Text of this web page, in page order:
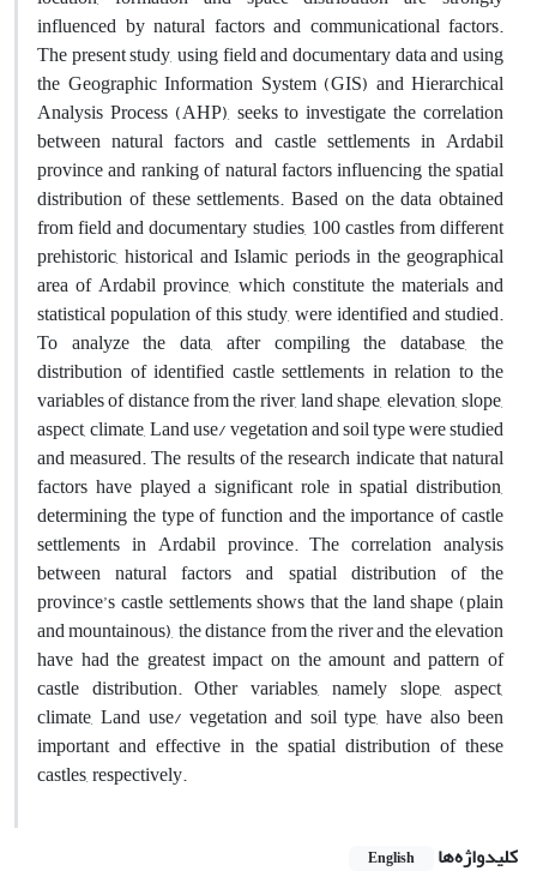
influenced by natural factors and communicational factors.
The present study, using field and documentary data and using
the Geographic Information System (GIS) and Hierarchical
Analysis Process (AHP), seeks to investigate the correlation
between natural factors and castle settlements in Ardabil
province and ranking of natural factors influencing the spatial
distribution of these settlements. Based on the data obtained
from field and documentary studies, 100 castles from different
prehistoric, historical and Islamic periods in the geographical
area of Ardabil province, which constitute the materials and
statistical population of this study, were identified and studied.
To analyze the data, after compiling the database, the
distribution of identified castle settlements in relation to the
variables of distance from the river, land shape, elevation, slope,
aspect, climate, Land use/ vegetation and soil type were studied
and measured. The results of the research indicate that natural
factors have played a significant role in spatial distribution,
determining the type of function and the importance of castle
settlements in Ardabil province. The correlation analysis
between natural factors and spatial distribution of the
province’s castle settlements shows that the land shape (plain
and mountainous), the distance from the river and the elevation
have had the greatest impact on the amount and pattern of
castle distribution. Other variables, namely slope, aspect,
climate, Land use/ vegetation and soil type, have also been
important and effective in the spatial distribution of these
castles, respectively.
کلیدواژه‌ها English